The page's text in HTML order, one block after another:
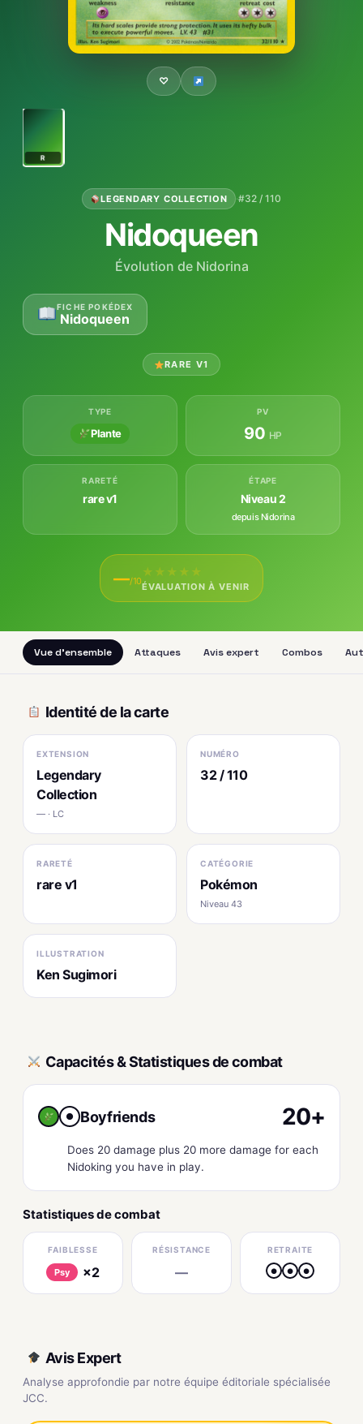
♡
R
LEGENDARY COLLECTION ·#32 / 110
Nidoqueen
Évolution de Nidorina
FICHE POKÉDEX
Nidoqueen
RARE V1
TYPE
Plante
PV
90 HP
RARETÉ
rare v1
ÉTAPE
Niveau 2
depuis Nidorina
—/10
★ ★ ★ ★ ★
ÉVALUATION À VENIR
Vue d'ensemble Attaques Avis expert Combos
Identité de la carte
EXTENSION
Legendary
Collection
— · LC
NUMÉRO
32 / 110
RARETÉ
rare v1
CATÉGORIE
Pokémon
Niveau 43
ILLUSTRATION
Ken Sugimori
Capacités & Statistiques de combat
● Boyfriends 20+
Does 20 damage plus 20 more damage for each
Nidoking you have in play.
Statistiques de combat
FAIBLESSE
Psy ×2
RÉSISTANCE
—
RETRAITE
● ● ●
Avis Expert
Analyse approfondie par notre équipe éditoriale spécialisée
JCC.